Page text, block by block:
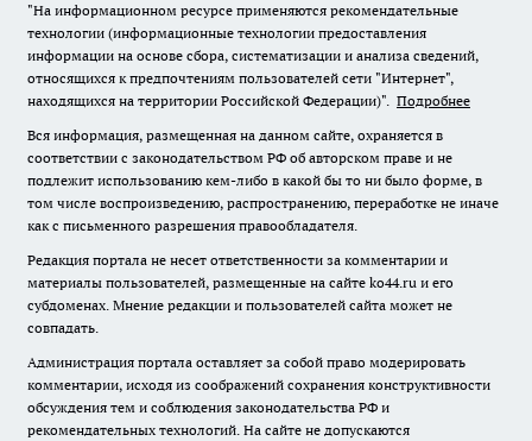
"На информационном ресурсе применяются рекомендательные
технологии (информационные технологии предоставления
информации на основе сбора, систематизации и анализа сведений,
относящихся к предпочтениям пользователей сети "Интернет",
находящихся на территории Российской Федерации)". Подробнее
Вся информация, размещенная на данном сайте, охраняется в
соответствии с законодательством РФ об авторском праве и не
подлежит использованию кем-либо в какой бы то ни было форме, в
том числе воспроизведению, распространению, переработке не иначе
как с письменного разрешения правообладателя.
Редакция портала не несет ответственности за комментарии и
материалы пользователей, размещенные на сайте ko44.ru и его
субдоменах. Мнение редакции и пользователей сайта может не
совпадать.
Администрация портала оставляет за собой право модерировать
комментарии, исходя из соображений сохранения конструктивности
обсуждения тем и соблюдения законодательства РФ и
рекомендательных технологий. На сайте не допускаются